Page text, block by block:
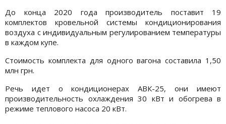
До конца 2020 года производитель поставит 19
комплектов кровельной системы кондиционирования
воздуха с индивидуальным регулированием температуры
в каждом купе.
Стоимость комплекта для одного вагона составила 1,50
млн грн.
Речь идет о кондиционерах АВК-25, они имеют
производительность охлаждения 30 кВт и обогрева в
режиме теплового насоса 20 кВт.